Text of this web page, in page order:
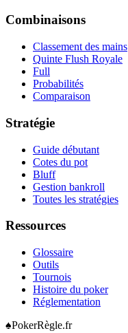
Combinaisons
Classement des mains
Quinte Flush Royale
Full
Probabilités
Comparaison
Stratégie
Guide débutant
Cotes du pot
Bluff
Gestion bankroll
Toutes les stratégies
Ressources
Glossaire
Outils
Tournois
Histoire du poker
Réglementation
♠PokerRègle.fr